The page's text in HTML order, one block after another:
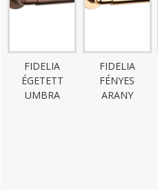
FIDELIA
ÉGETETT
UMBRA
FIDELIA
FÉNYES
ARANY